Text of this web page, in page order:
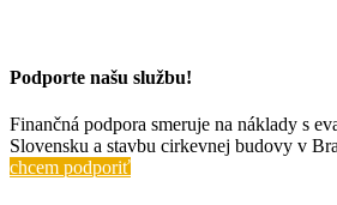
Podporte našu službu!
Finančná podpora smeruje na náklady s
Slovensku a stavbu cirkevnej budovy v
chcem podporiť